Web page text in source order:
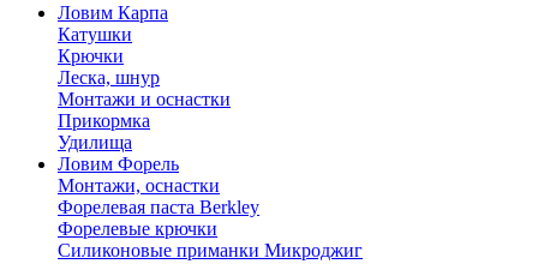
Ловим Карпа
Катушки
Крючки
Леска, шнур
Монтажи и оснастки
Прикормка
Удилища
Ловим Форель
Монтажи, оснастки
Форелевая паста Berkley
Форелевые крючки
Силиконовые приманки Микроджиг